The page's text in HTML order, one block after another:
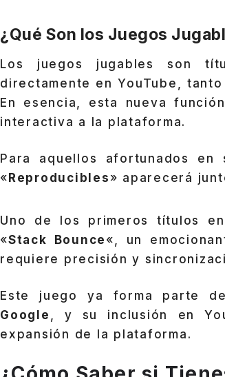
¿Qué Son los Juegos
Los juegos jugables son
directamente en YouTube,
En esencia, esta nueva
interactiva a la plataforma.
Para aquellos afortunados
« Reproducibles » aparecerá
Uno de los primeros títulos
«Stack Bounce «, un
requiere precisión y
Este juego ya forma parte
Google , y su inclusión en
expansión de la plataforma.